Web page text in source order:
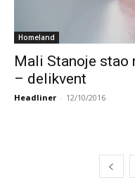
Homeland
Mali Stanoje stao
– delikvent
Headliner - 12/10/2016